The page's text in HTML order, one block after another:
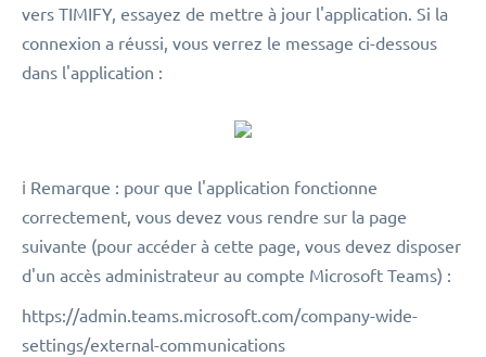
vers TIMIFY, essayez de mettre à jour l'application. Si la
connexion a réussi, vous verrez le message ci-dessous
dans l'application :
ℹ️ Remarque : pour que l'application fonctionne
correctement, vous devez vous rendre sur la page
suivante (pour accéder à cette page, vous devez disposer
d'un accès administrateur au compte Microsoft Teams) :
https://admin.teams.microsoft.com/company-wide-
settings/external-communications